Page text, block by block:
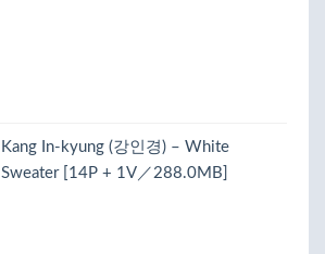
Kang In-kyung (강인경) – White
Sweater [14P + 1V／288.0MB]